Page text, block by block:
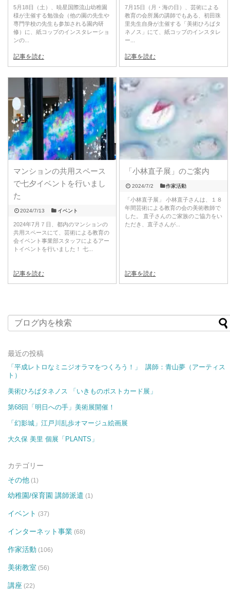
5月18日（土）、暁星国際流山幼稚園
様が主催する勉強会（他の園の先生や
専門学校の先生も参加される園内研
修）に、紙コップのインスタレーショ
ンの...
記事を読む
7月15日（月・海の日）、芸術による
教育の会所属の講師でもある、初田珠
里先生自身が主催する「美術ひろばタ
ネノス」にて、紙コップのインスタレ
ー...
記事を読む
マンションの共用スペース
で七夕イベントを行いまし
た
2024/7/13 イベント
2024年7月７日、都内のマンションの
共用スペースにて、芸術による教育の
会イベント事業部スタッフによるアー
トイベントを行いました！ 七...
記事を読む
「小林直子展」のご案内
2024/7/2 作家活動
「小林直子展」 小林直子さんは、１８
年間芸術による教育の会の美術教師で
した。 直子さんのご家族のご協力をい
ただき、直子さんが...
記事を読む
最近の投稿
「平成レトロなミニジオラマをつくろう！」 講師：青山夢（アーティス
ト）
美術ひろばタネノス 「いきものポストカード展​​」
第68回「明日への手」美術展開催！
「幻影城」江戸川乱歩オマージュ絵画展
大久保 美里 個展「PLANTS」
カテゴリー
その他 (1)
幼稚園/保育園 講師派遣 (1)
イベント (37)
インターネット事業 (68)
作家活動 (106)
美術教室 (56)
講座 (22)